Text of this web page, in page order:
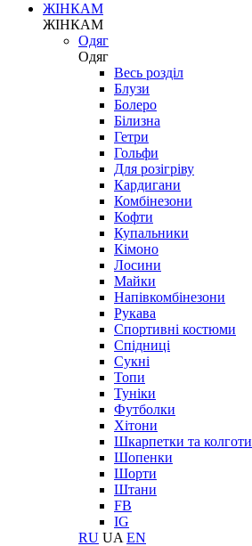
ЖІНКАМ
ЖІНКАМ
Одяг
Одяг
Весь розділ
Блузи
Болеро
Білизна
Гетри
Гольфи
Для розігріву
Кардигани
Комбінезони
Кофти
Купальники
Кімоно
Лосини
Майки
Напівкомбінезони
Рукава
Спортивні костюми
Спідниці
Сукні
Топи
Туніки
Футболки
Хітони
Шкарпетки та колготи
Шопенки
Шорти
Штани
FB
IG
RU UA EN